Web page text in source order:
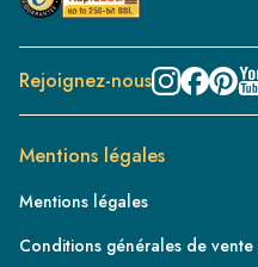
Rejoignez-nous
Mentions légales
Mentions légales
Conditions générales de vente